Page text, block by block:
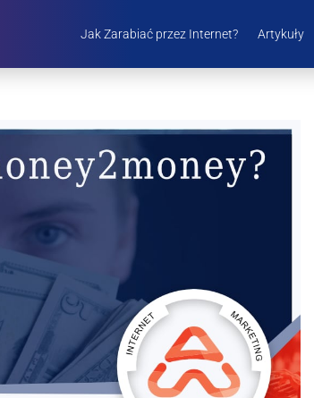
Jak Zarabiać przez Internet? Artykuły